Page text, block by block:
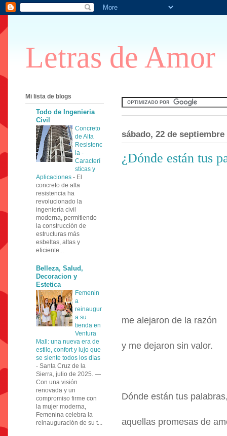
Letras de Amor
sábado, 22 de septiembre
¿Dónde están tus
me alejaron de la razón
y me dejaron sin valor.
Dónde están tus
aquellas promesas de
Mi lista de blogs
Todo de Ingenieria
Civil
Concreto
de Alta
Resistenc
ia -
Caracterí
sticas y
Aplicaciones - El
concreto de alta
resistencia ha
revolucionado la
ingeniería civil
moderna, permitiendo
la construcción de
estructuras más
esbeltas, altas y
eficiente...
Belleza, Salud,
Decoracion y
Estetica
Femenin
a
reinaugur
a su
tienda en
Ventura
Mall: una nueva era de
estilo, confort y lujo que
se siente todos los días
- Santa Cruz de la
Sierra, julio de 2025. —
Con una visión
renovada y un
compromiso firme con
la mujer moderna,
Femenina celebra la
reinauguración de su t...